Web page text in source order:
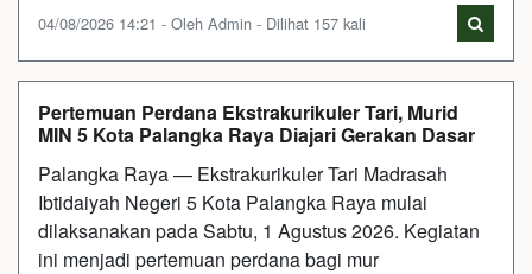
04/08/2026 14:21 - Oleh Admin - Dilihat 157 kali
Pertemuan Perdana Ekstrakurikuler Tari, Murid
MIN 5 Kota Palangka Raya Diajari Gerakan Dasar
Palangka Raya — Ekstrakurikuler Tari Madrasah
Ibtidaiyah Negeri 5 Kota Palangka Raya mulai
dilaksanakan pada Sabtu, 1 Agustus 2026. Kegiatan
ini menjadi pertemuan perdana bagi mur